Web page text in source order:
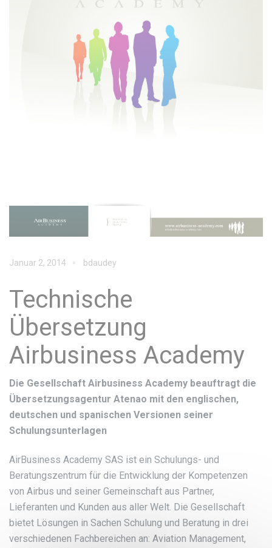
Januar 2, 2014 bdaudey
Technische
Übersetzung
Airbusiness Academy
Die Gesellschaft Airbusiness Academy beauftragt die
Übersetzungsagentur Atenao mit den englischen,
deutschen und spanischen Versionen seiner
Schulungsunterlagen
AirBusiness Academy SAS ist ein Schulungs- und
Beratungszentrum für die Entwicklung der Kompetenzen
von Airbus und seiner Gemeinschaft aus Partner,
Lieferanten und Kunden aus aller Welt. Die Gesellschaft
bietet Lösungen in Sachen Schulung und Beratung in drei
verschiedenen Fachbereichen an: Aviation Management,